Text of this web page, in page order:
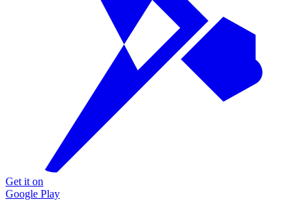
Get it on
Google Play